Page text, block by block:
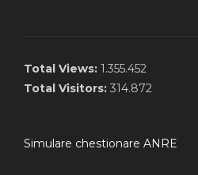
Total Views: 1.355.452
Total Visitors: 314.872
Simulare chestionare ANRE